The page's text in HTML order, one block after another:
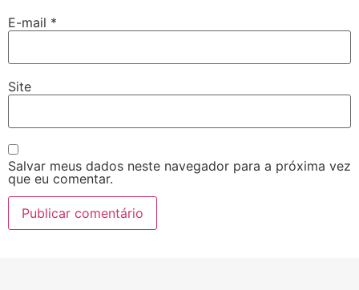
E-mail *
Site
Salvar meus dados neste navegador para a próxima vez
que eu comentar.